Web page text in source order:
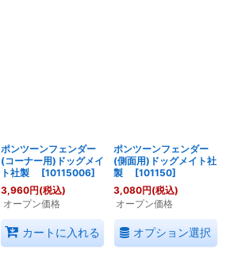
ポンツーンフェンダー
(コーナー用)ドッグメイ
ト社製
[10115006]
3,960円(税込)
オープン価格
カートに入れる
ポンツーンフェンダー
(側面用)ドッグメイト社
製
[101150]
3,080円(税込)
オープン価格
オプション選択